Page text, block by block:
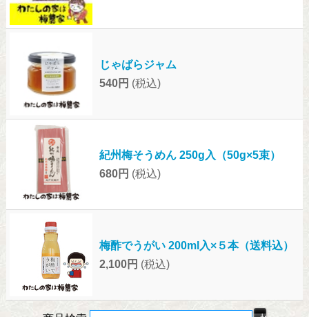
じゃばらジャム
540円 (税込)
紀州梅そうめん 250g入（50g×5束）
680円 (税込)
梅酢でうがい 200ml入×５本（送料込）
2,100円 (税込)